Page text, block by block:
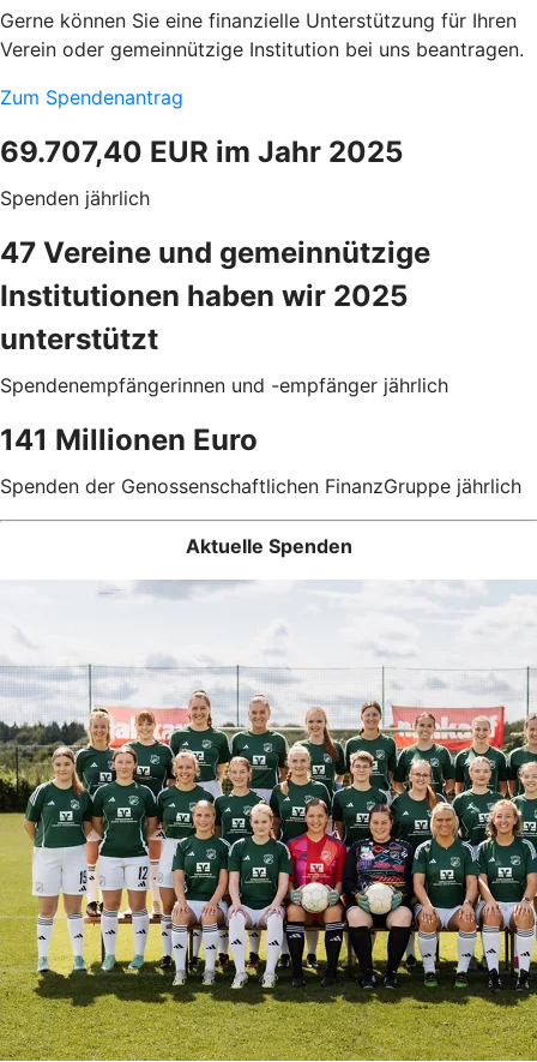
Gerne können Sie eine finanzielle Unterstützung für Ihren
Verein oder gemeinnützige Institution bei uns beantragen.
Zum Spendenantrag
69.707,40 EUR im Jahr 2025
Spenden jährlich
47 Vereine und gemeinnützige
Institutionen haben wir 2025
unterstützt
Spendenempfängerinnen und -empfänger jährlich
141 Millionen Euro
Spenden der Genossenschaftlichen FinanzGruppe jährlich
Aktuelle Spenden